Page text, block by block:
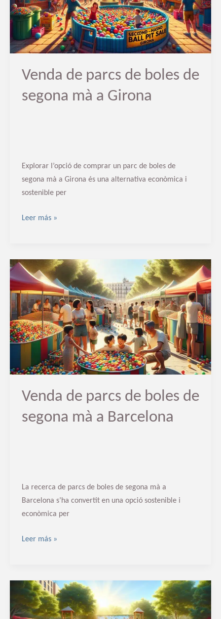
Venda de parcs de boles de
segona mà a Girona
Explorar l’opció de comprar un parc de boles de
segona mà a Girona és una alternativa econòmica i
sostenible per
de
segona
mà
a
Leer más »
Venda de parcs de boles de
segona mà a Barcelona
La recerca de parcs de boles de segona mà a
Barcelona s’ha convertit en una opció sostenible i
econòmica per
Venda
parcs
de
boles
de
segona
a
Leer más »
Venta
parques